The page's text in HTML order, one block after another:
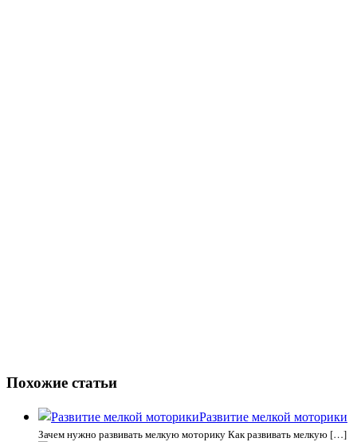
Похожие статьи
Развитие мелкой моторики
Зачем нужно развивать мелкую моторику Как развивать мелкую […]